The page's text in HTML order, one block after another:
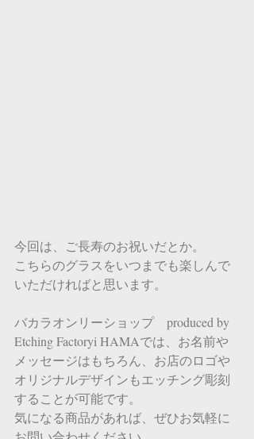
今回は、ご長寿のお祝いだとか。
こちらのグラスをいつまでも楽しんで
いただければと思います。
バカラオンリーショップ　produced by
Etching Factoryi HAMAでは、お名前や
メッセージはもちろん、お店のロゴや
オリジナルデザインもエッチング彫刻
することが可能です。
気になる商品があれば、ぜひお気軽に